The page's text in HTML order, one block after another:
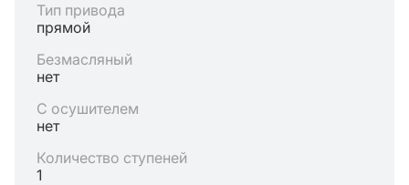
Тип привода
прямой
Безмасляный
нет
С осушителем
нет
Количество ступеней
1